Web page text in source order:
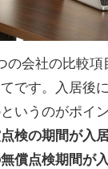
の会社の比較
です。入居後
いうのがポイ
検の期間が入
償点検期間が